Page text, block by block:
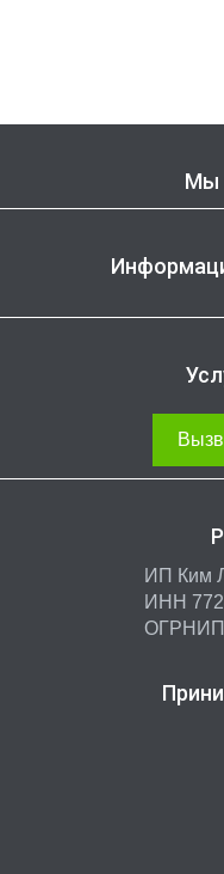
Мы
ИП Ким
ИНН
ОГРНИП